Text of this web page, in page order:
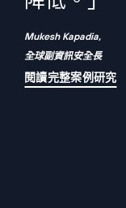
Mukesh Kapadia,
全球副資訊安全長
閱讀完整案例研究